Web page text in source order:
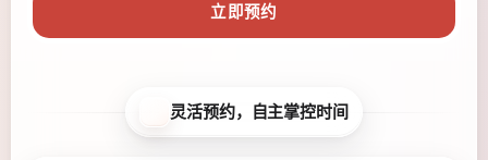
立即预约
灵活预约，自主掌控时间